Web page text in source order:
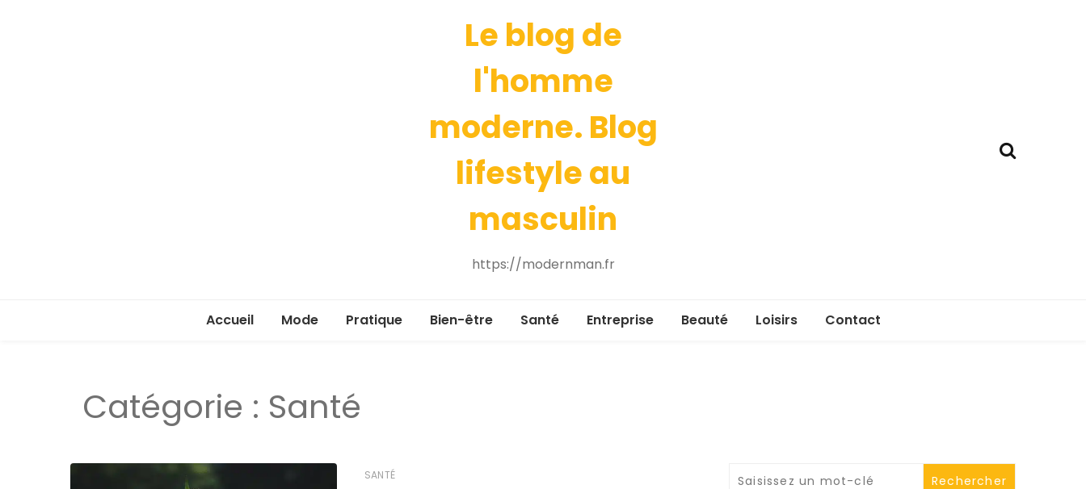
Le blog de
l'homme
moderne. Blog
lifestyle au
masculin
https://modernman.fr
Accueil Mode Pratique Bien-être Santé Entreprise Beauté Loisirs Contact
Catégorie : Santé
SANTÉ